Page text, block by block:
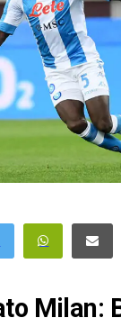
Milan: